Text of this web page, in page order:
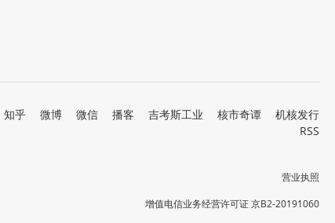
知乎 微博 微信 播客 吉考斯工业 核市奇谭
机核发行
RSS
营业执照
增值电信业务经营许可证 京B2-20191060